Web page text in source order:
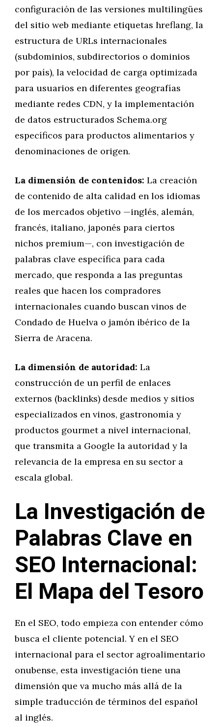
configuración de las versiones multilingües
del sitio web mediante etiquetas hreflang, la
estructura de URLs internacionales
(subdominios, subdirectorios o dominios
por país), la velocidad de carga optimizada
para usuarios en diferentes geografías
mediante redes CDN, y la implementación
de datos estructurados Schema.org
específicos para productos alimentarios y
denominaciones de origen.
La dimensión de contenidos: La creación
de contenido de alta calidad en los idiomas
de los mercados objetivo —inglés, alemán,
francés, italiano, japonés para ciertos
nichos premium—, con investigación de
palabras clave específica para cada
mercado, que responda a las preguntas
reales que hacen los compradores
internacionales cuando buscan vinos de
Condado de Huelva o jamón ibérico de la
Sierra de Aracena.
La dimensión de autoridad: La
construcción de un perfil de enlaces
externos (backlinks) desde medios y sitios
especializados en vinos, gastronomía y
productos gourmet a nivel internacional,
que transmita a Google la autoridad y la
relevancia de la empresa en su sector a
escala global.
La Investigación de
Palabras Clave en
SEO Internacional:
El Mapa del Tesoro
En el SEO, todo empieza con entender cómo
busca el cliente potencial. Y en el SEO
internacional para el sector agroalimentario
onubense, esta investigación tiene una
dimensión que va mucho más allá de la
simple traducción de términos del español
al inglés.